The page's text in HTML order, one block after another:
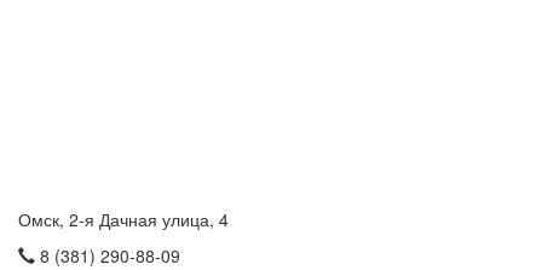
Омск, 2-я Дачная улица, 4
8 (381) 290-88-09